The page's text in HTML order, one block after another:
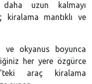
uzun kalmayı
kiralama mantıklı ve
ve okyanus boyunca
her yere özgürce
araç kiralama